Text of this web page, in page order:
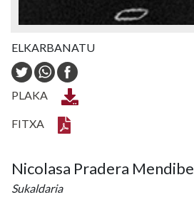
ELKARBANATU
PLAKA
FITXA
Nicolasa Pradera Mendibe
Sukaldaria